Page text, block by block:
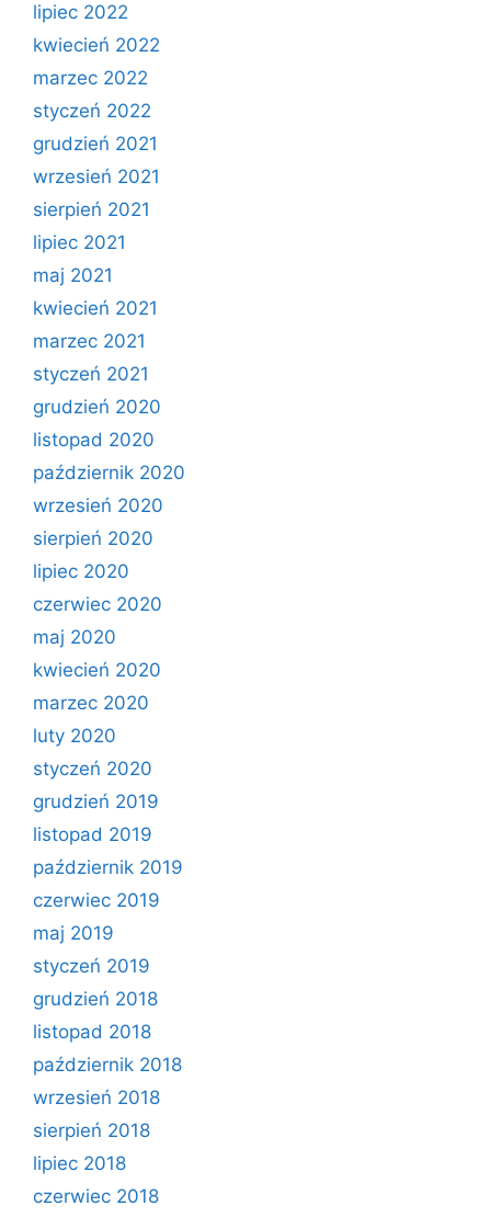
lipiec 2022
kwiecień 2022
marzec 2022
styczeń 2022
grudzień 2021
wrzesień 2021
sierpień 2021
lipiec 2021
maj 2021
kwiecień 2021
marzec 2021
styczeń 2021
grudzień 2020
listopad 2020
październik 2020
wrzesień 2020
sierpień 2020
lipiec 2020
czerwiec 2020
maj 2020
kwiecień 2020
marzec 2020
luty 2020
styczeń 2020
grudzień 2019
listopad 2019
październik 2019
czerwiec 2019
maj 2019
styczeń 2019
grudzień 2018
listopad 2018
październik 2018
wrzesień 2018
sierpień 2018
lipiec 2018
czerwiec 2018